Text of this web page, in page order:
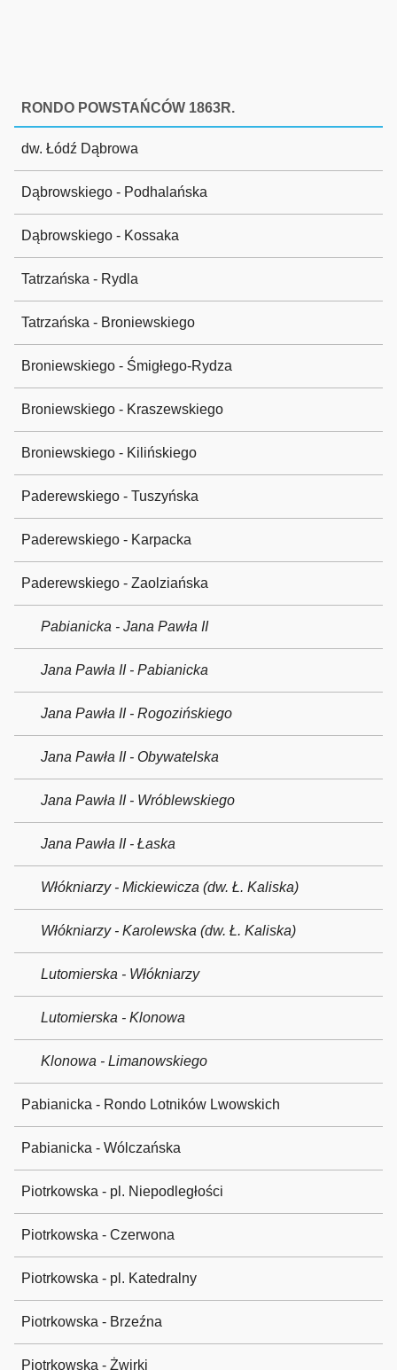
RONDO POWSTAŃCÓW 1863R.
dw. Łódź Dąbrowa
Dąbrowskiego - Podhalańska
Dąbrowskiego - Kossaka
Tatrzańska - Rydla
Tatrzańska - Broniewskiego
Broniewskiego - Śmigłego-Rydza
Broniewskiego - Kraszewskiego
Broniewskiego - Kilińskiego
Paderewskiego - Tuszyńska
Paderewskiego - Karpacka
Paderewskiego - Zaolziańska
Pabianicka - Jana Pawła II
Jana Pawła II - Pabianicka
Jana Pawła II - Rogozińskiego
Jana Pawła II - Obywatelska
Jana Pawła II - Wróblewskiego
Jana Pawła II - Łaska
Włókniarzy - Mickiewicza (dw. Ł. Kaliska)
Włókniarzy - Karolewska (dw. Ł. Kaliska)
Lutomierska - Włókniarzy
Lutomierska - Klonowa
Klonowa - Limanowskiego
Pabianicka - Rondo Lotników Lwowskich
Pabianicka - Wólczańska
Piotrkowska - pl. Niepodległości
Piotrkowska - Czerwona
Piotrkowska - pl. Katedralny
Piotrkowska - Brzeźna
Piotrkowska - Żwirki